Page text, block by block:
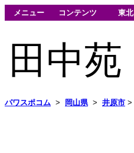
メニュー コンテンツ 東北
田中苑
パワスポコム > 岡山県> 井原市 >